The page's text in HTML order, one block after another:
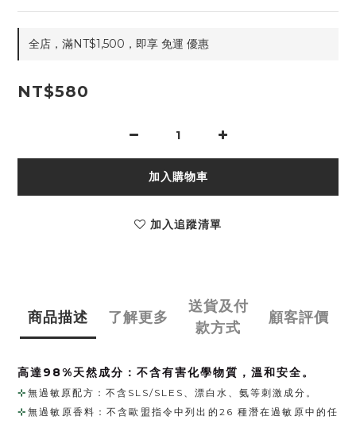
全店，滿NT$1,500，即享 免運 優惠
NT$580
加入購物車
加入追蹤清單
商品描述 了解更多
送貨及付
款方式
顧客評價
高達98%天然成分：不含有害化學物質，溫和安全。
⊹ 無過敏原配方：不含SLS/SLES、漂白水、氨等刺激成分。
⊹無過敏原香料：不含歐盟指令中列出的26 種潛在過敏原中的任